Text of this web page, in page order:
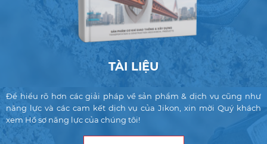
TÀI LIỆU
Để hiểu rõ hơn các giải pháp về sản phẩm & dịch vụ cũng như
năng lực và các cam kết dịch vụ của Jikon, xin mời Quý khách
xem Hồ sơ năng lực của chúng tôi!